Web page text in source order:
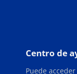
Centro de
Puede